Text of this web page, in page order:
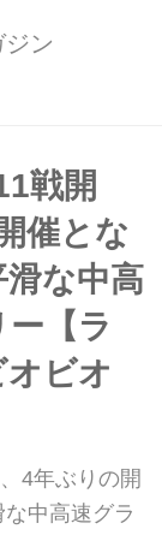
戦ラリー・
ルィ地方の
は、ラ
ンの折り返
ン
戦開
催とな
な中高
【ラ
オビオ
4年ぶりの開
中高速グラ